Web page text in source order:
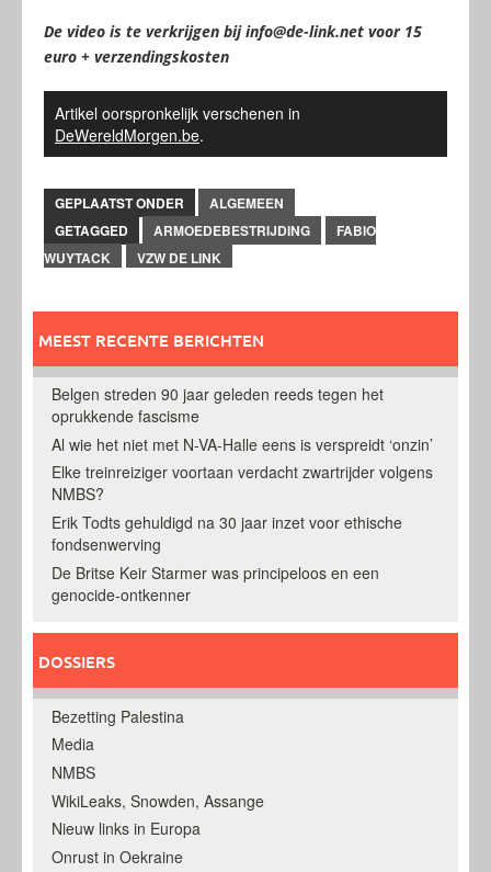
De video is te verkrijgen bij info@de-link.net voor 15
euro + verzendingskosten
Artikel oorspronkelijk verschenen in
DeWereldMorgen.be.
GEPLAATST ONDER
ALGEMEEN
GETAGGED
ARMOEDEBESTRIJDING
FABIO
WUYTACK
VZW DE LINK
MEEST RECENTE BERICHTEN
Belgen streden 90 jaar geleden reeds tegen het
oprukkende fascisme
Al wie het niet met N-VA-Halle eens is verspreidt ‘onzin’
Elke treinreiziger voortaan verdacht zwartrijder volgens
NMBS?
Erik Todts gehuldigd na 30 jaar inzet voor ethische
fondsenwerving
De Britse Keir Starmer was principeloos en een
genocide-ontkenner
DOSSIERS
Bezetting Palestina
Media
NMBS
WikiLeaks, Snowden, Assange
Nieuw links in Europa
Onrust in Oekraine